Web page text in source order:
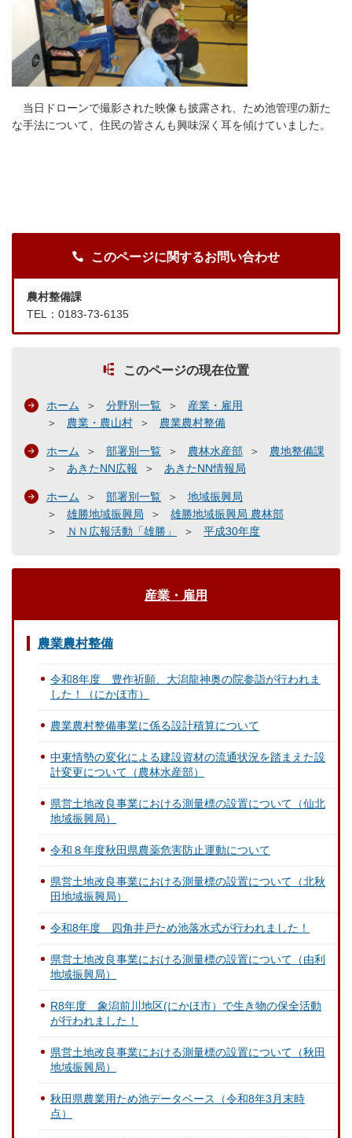
当日ドローンで撮影された映像も披露され、ため池管理の新た
な手法について、住民の皆さんも興味深く耳を傾けていました。
このページに関するお問い合わせ
農村整備課
TEL：0183-73-6135
このページの現在位置
ホーム 分野別一覧
産業・雇用
農業・農山村
農業農村整備
ホーム 部署別一覧 農林水産部
農地整備課
あきたNN広報
あきたNN情報局
ホーム 部署別一覧
地域振興局
雄勝地域振興局
雄勝地域振興局 農林部
ＮＮ広報活動「雄勝」
平成30年度
産業・雇用
農業農村整備
令和8年度 豊作祈願、大潟龍神奥の院参詣が行われま
した！（にかほ市）
農業農村整備事業に係る設計積算について
中東情勢の変化による建設資材の流通状況を踏まえた設
計変更について（農林水産部）
県営土地改良事業における測量標の設置について（仙北
地域振興局）
令和８年度秋田県農薬危害防止運動について
県営土地改良事業における測量標の設置について（北秋
田地域振興局）
令和8年度 四角井戸ため池落水式が行われました！
県営土地改良事業における測量標の設置について（由利
地域振興局）
R8年度 象潟前川地区(にかほ市）で生き物の保全活動
が行われました！
県営土地改良事業における測量標の設置について（秋田
地域振興局）
秋田県農業用ため池データベース（令和8年3月末時
点）